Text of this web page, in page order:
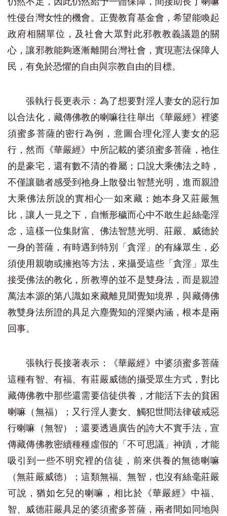
性侵台灣女性的機會。正覺教育基金會，希望能喚起
政府相關單位，及社會大眾對此邪教教義議題的關
心，讓邪教能夠逐漸離開台灣社會，實現憲法保障人
民，有免於恐懼的自由與宗教自由的目標。
張執行長更表示：為了想要對淫人妻女的惡行加
以合法化，藏傳佛教的喇嘛往往舉出《華嚴經》裡婆
須蜜多菩薩的密行為例，意圖合理化淫人妻女的惡
行，然而《華嚴經》中所記載的婆須蜜多菩薩，祂住
的是豪宅，還有數不清的眷屬；口說大乘佛法之時，
不僅讓聽者感受到祂身上散發出智慧光明，進而親證
大乘佛法所說的實相心─如來藏；她本身又莊嚴無
比，讓人一見之下，自慚形穢而心中不敢生起絲毫淫
念，這樣一位集財富、佛法智慧光明、莊嚴、威德於
一身的菩薩，有時遇到特別「貪淫」的有緣眾生，必
須使用親吻或擁抱等方法，來攝受這些「貪淫」眾生
接受佛法的教化，所教導的並不是雙身法，而是親證
萬法本源的第八識如來藏離見聞覺知境界，與藏傳佛
教雙身法所證的具足六塵覺知的淫樂內涵，根本是兩
回事。
張執行長接著表示：《華嚴經》中婆須蜜多菩薩
這種有智、有福、有莊嚴威德的攝受眾生方式，對比
藏傳佛教中那些還需要信徒供養，才能活下去的貧困
喇嘛（無福）；又行淫人妻女、觸犯世間法律破戒惡
行喇嘛（無智）；還要透過廣告的誇大不實手法，宣
傳藏傳佛教密續種種虛假的「不可思議」神蹟，才能
吸引到一些不明究裡的信徒，前來供養的無德喇嘛
（無莊嚴威德）；這類無福、無智，也沒有絲毫莊嚴
可說，猶如乞兒的喇嘛，相比於《華嚴經》中福、
智、威德莊嚴具足的婆須蜜多菩薩，兩者間如同地與